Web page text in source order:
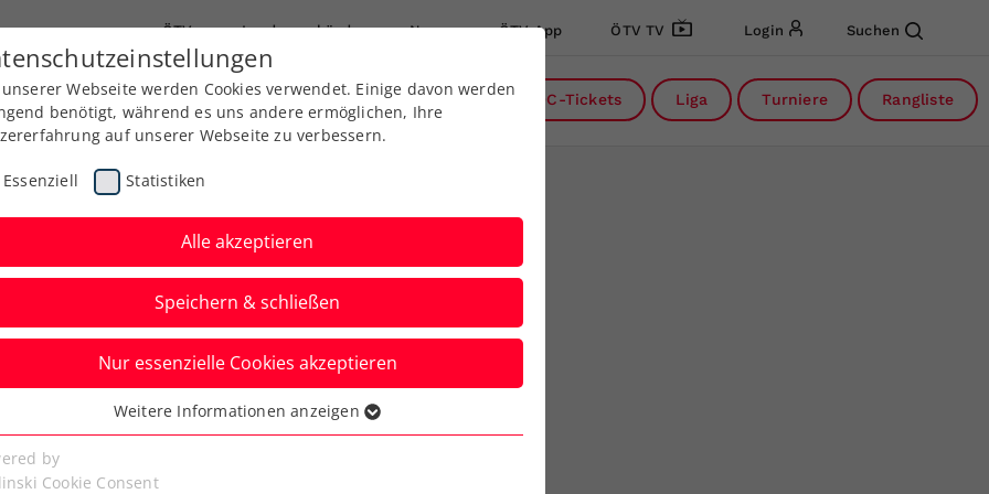
ÖTV Landesverbände News ÖTV App ÖTV TV Login Suchen
Ausbildung Services Über uns DC-Tickets Liga Turniere Rangliste
Cup Österreich –
weiter
Webseite werden Cookies verwendet. Einige davon werden
benötigt, während es uns andere ermöglichen, Ihre
auf unserer Webseite zu verbessern.
Essenziell Statistiken
Alle akzeptieren
Speichern & schließen
Nur essenzielle Cookies akzeptieren
Cookies werden für grundlegende Funktionen der
benötigt. Dadurch ist gewährleistet, dass die Webseite
Weitere Informationen anzeigen
by
Cookie Consent